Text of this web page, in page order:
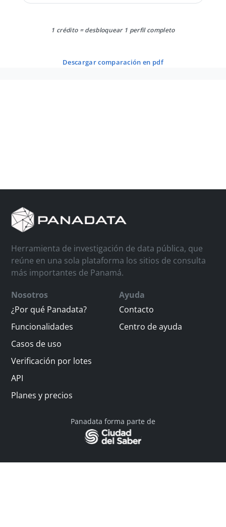
1 crédito = desbloquear 1 perfil completo
descargar comparación en pdf
Herramienta de investigación de data pública, que
reúne en una sola plataforma los sitios de consulta
más importantes de Panamá.
Nosotros
¿Por qué Panadata?
Funcionalidades
Casos de uso
Verificación por lotes
API
Planes y precios
Ayuda
Contacto
Centro de ayuda
Panadata forma parte de